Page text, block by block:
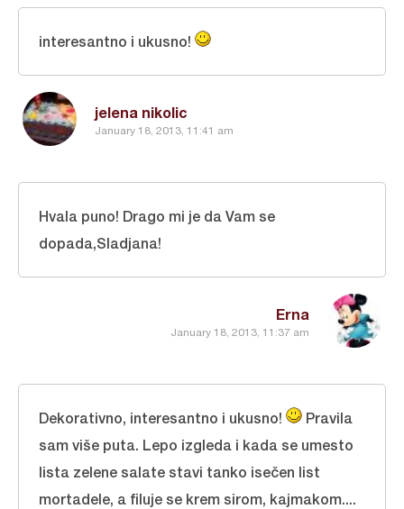
jelena nikolic
January 18, 2013, 11:41 am
interesantno i ukusno!
Erna
January 18, 2013, 11:37 am
Hvala puno! Drago mi je da Vam se
dopada,Sladjana!
Dekorativno, interesantno i ukusno!
Pravila
sam više puta. Lepo izgleda i kada se umesto
lista zelene salate stavi tanko isečen list
mortadele, a filuje se krem sirom, kajmakom....